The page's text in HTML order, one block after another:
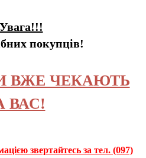
покупців!
ВЖЕ ЧЕКАЮТЬ
ВАС!
звертайтесь за тел. (097)